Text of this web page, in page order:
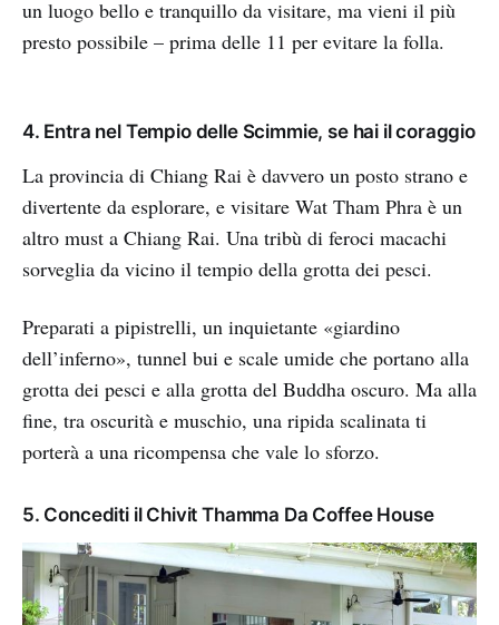
un luogo bello e tranquillo da visitare, ma vieni il più
presto possibile – prima delle 11 per evitare la folla.
4. Entra nel Tempio delle Scimmie, se hai il coraggio
La provincia di Chiang Rai è davvero un posto strano e
divertente da esplorare, e visitare Wat Tham Phra è un
altro must a Chiang Rai. Una tribù di feroci macachi
sorveglia da vicino il tempio della grotta dei pesci.
Preparati a pipistrelli, un inquietante «giardino
dell’inferno», tunnel bui e scale umide che portano alla
grotta dei pesci e alla grotta del Buddha oscuro. Ma alla
fine, tra oscurità e muschio, una ripida scalinata ti
porterà a una ricompensa che vale lo sforzo.
5. Concediti il Chivit Thamma Da Coffee House